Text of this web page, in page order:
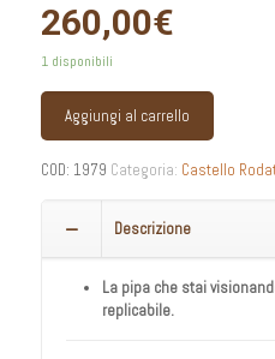
260,00€
1 disponibili
Aggiungi al carrello
COD: 1979 Categoria: Castello
Descrizione
La pipa che stai
replicabile.